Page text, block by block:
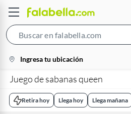
Bar
location-
icon
Ingresa tu ubicación
Juego de sabanas queen
Retira hoy Llega hoy Llega mañana